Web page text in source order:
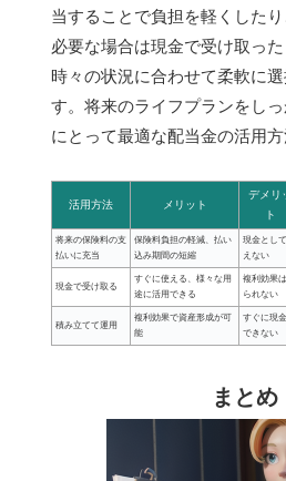
当することで負担を軽くした
必要な場合は現金で受け取っ
時々の状況に合わせて柔軟に
す。将来のライフプランをし
にとって最適な配当金の活用方
活用方法 メリット
デメリ
ト
将来の保険料の支
払いに充当
保険料負担の軽減、払い
込み期間の短縮
現金とし
えない
現金で受け取る
すぐに使える、様々な用
途に活用できる
複利効果
られない
積み立てて運用
複利効果で資産形成が可
能
すぐに現
できない
まとめ